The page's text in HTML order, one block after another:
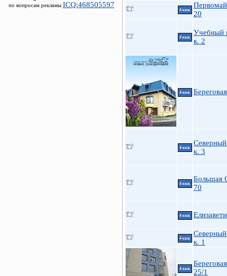
по вопросам рекламы ICQ:468505597
4 ккв.
20
4 ккв.
Учебный
к. 2
4 ккв. Береговая
4 ккв.
к. 3
4 ккв.
Большая
70
4 ккв.
4 ккв.
к. 1
4 ккв.
25/1